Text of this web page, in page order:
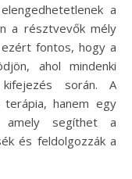
a
a résztvevők mély
fontos, hogy a
ahol mindenki
során. A
hanem egy
amely segíthet a
és feldolgozzák a